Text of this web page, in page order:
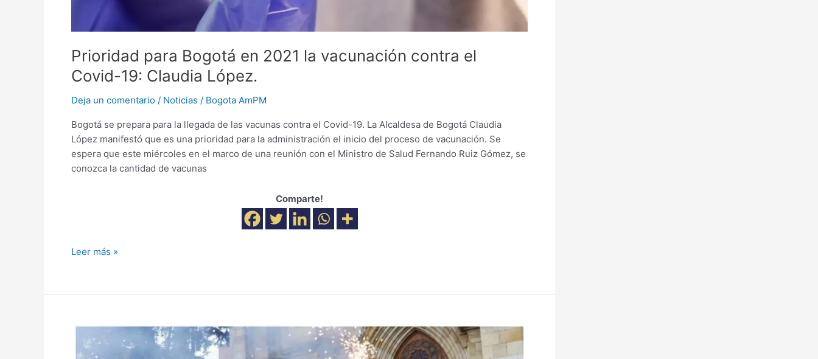
Prioridad para Bogotá en 2021 la vacunación contra el
Covid-19: Claudia López.
Deja un comentario / Noticias / Bogota AmPM
Bogotá se prepara para la llegada de las vacunas contra el Covid-19. La Alcaldesa de Bogotá Claudia
López manifestó que es una prioridad para la administración el inicio del proceso de vacunación. Se
espera que este miércoles en el marco de una reunión con el Ministro de Salud Fernando Ruiz Gómez, se
conozca la cantidad de vacunas
Comparte!
Leer más »
En